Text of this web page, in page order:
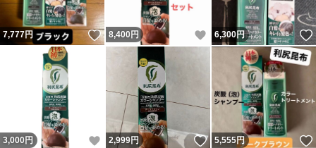
7,777円 いいね！
8,400 円 いいね！
6,300円
3,000 円 いいね！
2,999円 いいね！
5,555円